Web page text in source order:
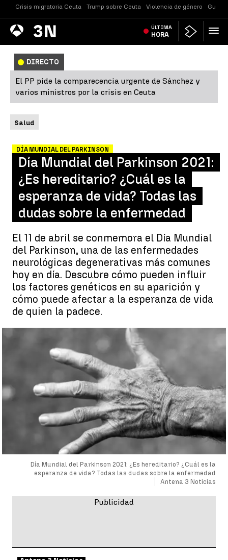
Crisis migratoria Ceuta Trump sobre Ceuta Violencia de género
Antena
3 Noticias ÚLTIMA
HORA
DIRECTO
El PP pide la comparecencia urgente de Sánchez y
varios ministros por la crisis en Ceuta
Salud
DÍA MUNDIAL DEL PARKINSON
Día Mundial del Parkinson 2021:
¿Es hereditario? ¿Cuál es la
esperanza de vida? Todas las
dudas sobre la enfermedad
El 11 de abril se conmemora el Día Mundial
del Parkinson, una de las enfermedades
neurológicas degenerativas más comunes
hoy en día. Descubre cómo pueden influir
los factores genéticos en su aparición y
cómo puede afectar a la esperanza de vida
de quien la padece.
Día Mundial del Parkinson 2021: ¿Es hereditario? ¿Cuál es la
esperanza de vida? Todas las dudas sobre la enfermedad
Antena 3 Noticias